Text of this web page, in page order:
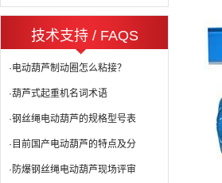
技术支持 / FAQS
·电动葫芦制动圈怎么粘接？
·葫芦式起重机名词术语
·钢丝绳电动葫芦的规格型号表
·目前国产电动葫芦的特点及分
·防爆钢丝绳电动葫芦现场评审